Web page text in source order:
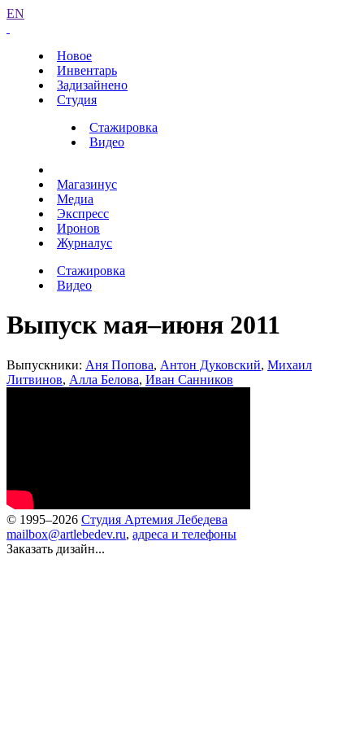
EN
Новое
Инвентарь
Задизайнено
Студия
Стажировка
Видео
Магазинус
Медиа
Экспресс
Иронов
Журналус
Стажировка
Видео
Выпуск мая–июня 2011
Выпускники: Аня Попова, Антон Дуковский, Михаил
Литвинов, Алла Белова, Иван Санников
© 1995–2026 Студия Артемия Лебедева
mailbox@artlebedev.ru, адреса и телефоны
Заказать дизайн...